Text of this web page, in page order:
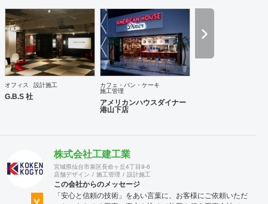
オフィス 設計施工
G.B.S 社
カフェ・パン・ケーキ
施工管理
アメリカンハウスダイナー
港山下店
株式会社工建工業
宮城県仙台市泉区長命ヶ丘4丁目9-6
店舗デザイン
施工管理 設計施工
この会社からのメッセージ
「安心と信頼の技術」をあい言葉に、お客様にご依頼いただ